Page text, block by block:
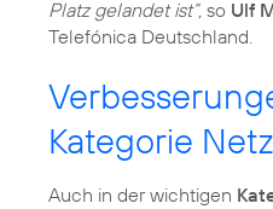
Platz gelandet ist“, so Ulf
Kategorie Netz
Auch in der wichtigen